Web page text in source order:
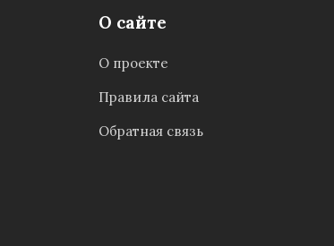
О сайте
О проекте
Правила сайта
Обратная связь